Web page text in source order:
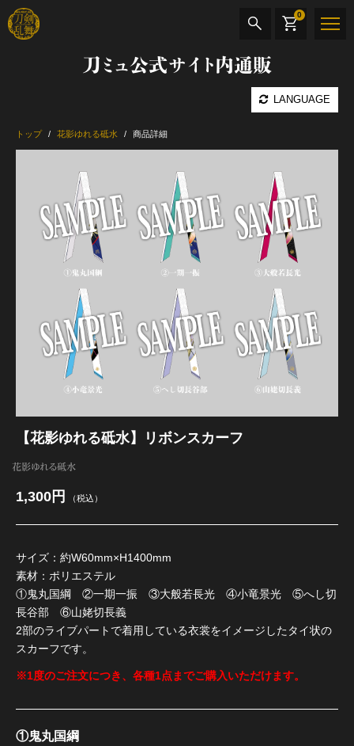
刀ミュ公式サイト内通販
LANGUAGE
0
最新カテゴリー
加州清光 単騎出陣 極
髭切 単騎出陣 ～夢幻泡影～
トップ 花影ゆれる砥水 商品詳細
【花影ゆれる砥水】リボンスカーフ
花影ゆれる砥水
1,300円 （税込）
サイズ：約W60mm×H1400mm
素材：ポリエステル
①鬼丸国綱 ②一期一振 ③大般若長光 ④小竜景光 ⑤へし切
長谷部 ⑥山姥切長義
2部のライブパートで着用している衣裳をイメージしたタイ状の
スカーフです。
※1度のご注文につき、各種1点までご購入いただけます。
①鬼丸国綱